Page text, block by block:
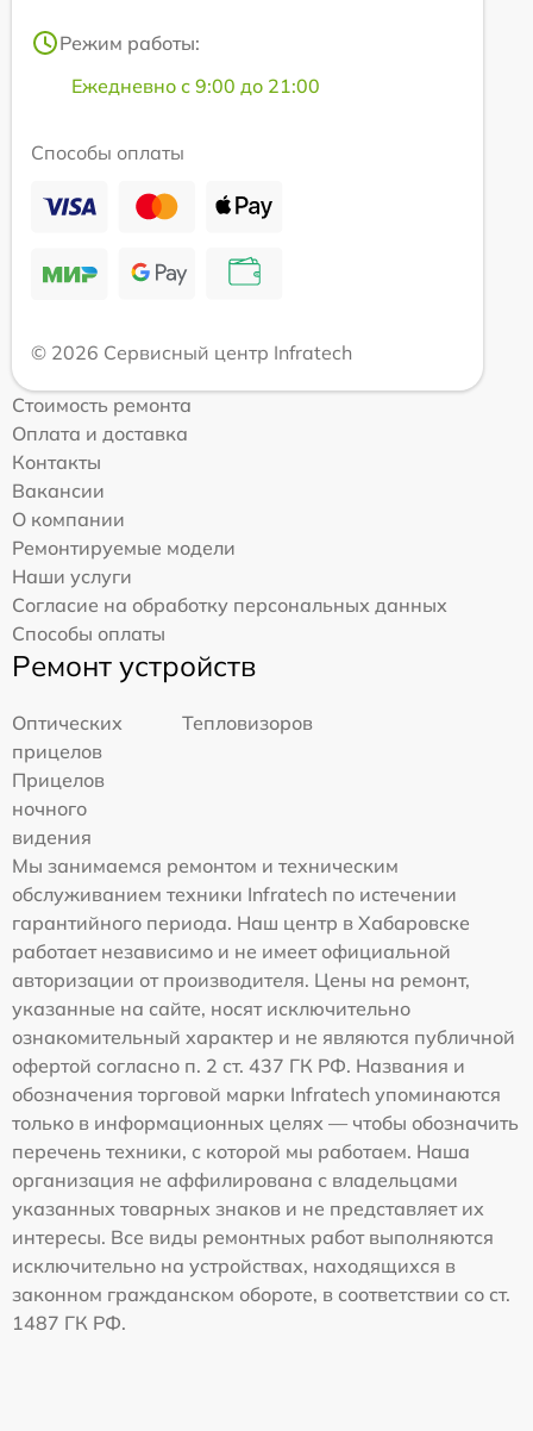
Режим работы:
Ежедневно с 9:00 до 21:00
Способы оплаты
© 2026 Сервисный центр Infratech
Стоимость ремонта
Оплата и доставка
Контакты
Вакансии
О компании
Ремонтируемые модели
Наши услуги
Согласие на обработку персональных данных
Способы оплаты
Ремонт устройств
Оптических
прицелов
Тепловизоров
Прицелов
ночного
видения
Мы занимаемся ремонтом и техническим
обслуживанием техники Infratech по истечении
гарантийного периода. Наш центр в Хабаровске
работает независимо и не имеет официальной
авторизации от производителя. Цены на ремонт,
указанные на сайте, носят исключительно
ознакомительный характер и не являются публичной
офертой согласно п. 2 ст. 437 ГК РФ. Названия и
обозначения торговой марки Infratech упоминаются
только в информационных целях — чтобы обозначить
перечень техники, с которой мы работаем. Наша
организация не аффилирована с владельцами
указанных товарных знаков и не представляет их
интересы. Все виды ремонтных работ выполняются
исключительно на устройствах, находящихся в
законном гражданском обороте, в соответствии со ст.
1487 ГК РФ.